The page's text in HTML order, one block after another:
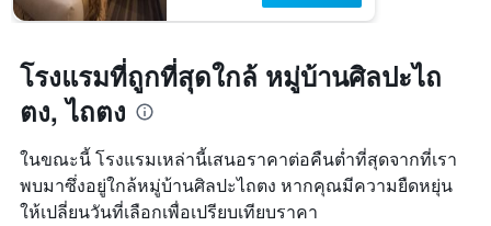
โรงแรมที่ถูกที่สุดใกล้ หมู่บ้านศิลปะไถ
ตง, ไถตง
ในขณะนี้ โรงแรมเหล่านี้เสนอราคาต่อคืนต่ำที่สุดจากที่เรา
พบมาซึ่งอยู่ใกล้หมู่บ้านศิลปะไถตง หากคุณมีความยืดหยุ่น
ให้เปลี่ยนวันที่เลือกเพื่อเปรียบเทียบราคา